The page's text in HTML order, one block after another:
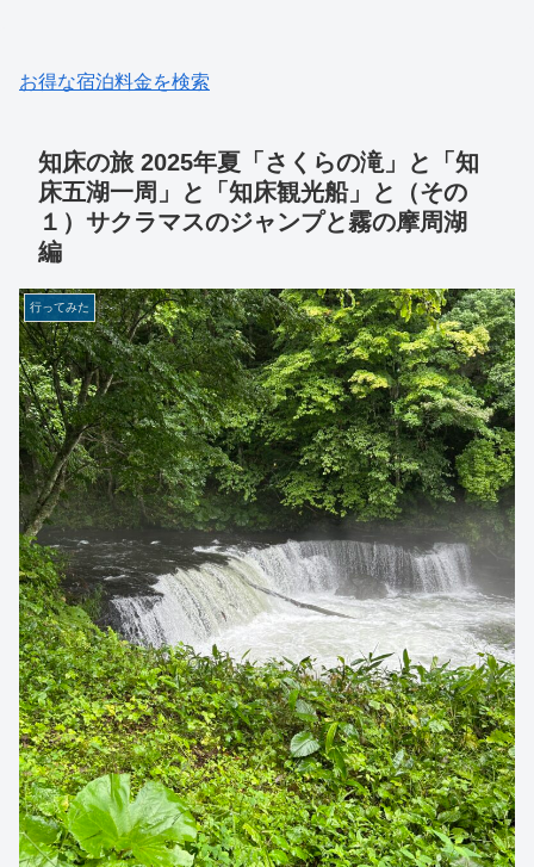
お得な宿泊料金を検索
知床の旅 2025年夏「さくらの滝」と「知
床五湖一周」と「知床観光船」と（その
１）サクラマスのジャンプと霧の摩周湖
編
行ってみた